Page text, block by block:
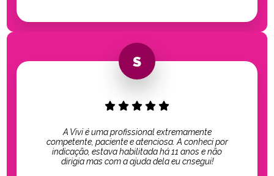
A Vivi é uma profissional extremamente
competente, paciente e atenciosa. A conheci por
indicação, estava habilitada há 11 anos e não
dirigia mas com a ajuda dela eu cnsegui!